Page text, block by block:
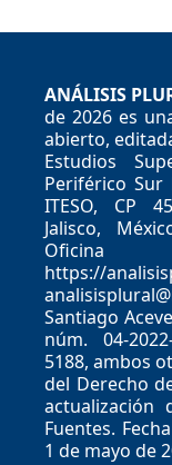
ANÁLISIS
de 2026 es
abierto,
Estudios
Periférico Sur
ITESO, CP
Jalisco,
Oficina
https://
Santiago
núm. 04-
5188, ambos
del Derecho
actualización
Fuentes.
1 de mayo de